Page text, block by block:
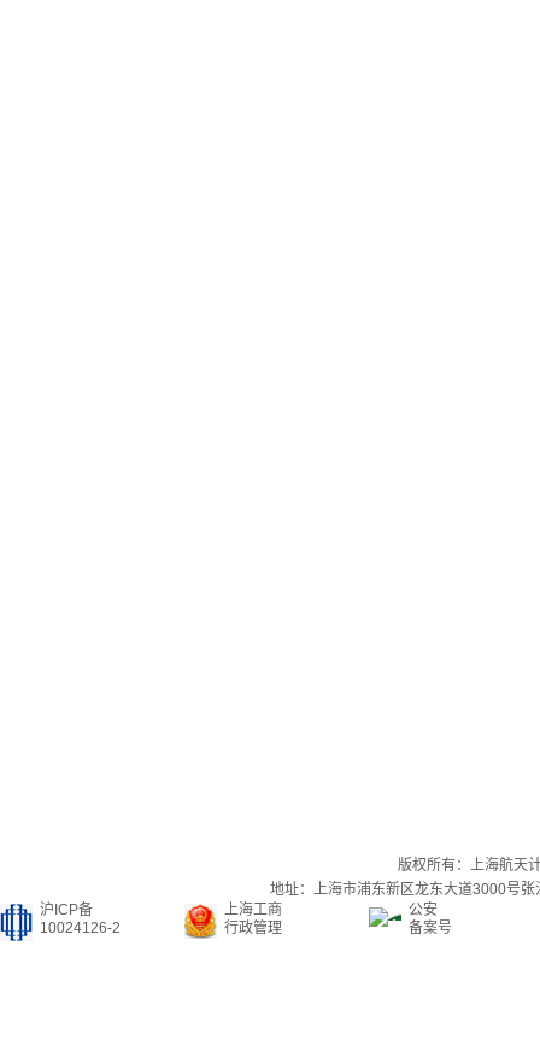
版权所有：上海航天
地址：上海市浦东新区龙东大道3000号
沪ICP备
10024126-2
上海工商
行政管理
公安
备案号